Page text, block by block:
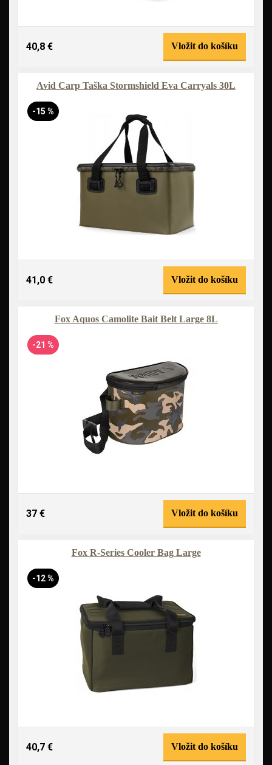
40,8 € Vložit do košíku
Avid Carp Taška Stormshield Eva Carryals 30L
-15 %
41,0 € Vložit do košíku
Fox Aquos Camolite Bait Belt Large 8L
-21 %
37 € Vložit do košíku
Fox R-Series Cooler Bag Large
-12 %
40,7 € Vložit do košíku